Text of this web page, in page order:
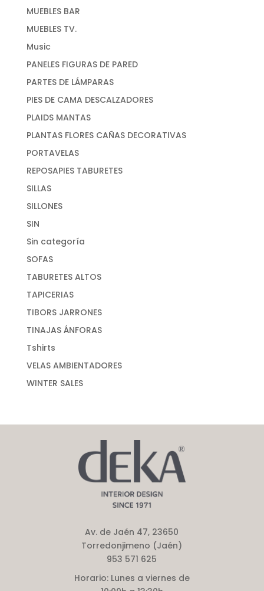
MUEBLES BAR
MUEBLES TV.
Music
PANELES FIGURAS DE PARED
PARTES DE LÁMPARAS
PIES DE CAMA DESCALZADORES
PLAIDS MANTAS
PLANTAS FLORES CAÑAS DECORATIVAS
PORTAVELAS
REPOSAPIES TABURETES
SILLAS
SILLONES
SIN
Sin categoría
SOFAS
TABURETES ALTOS
TAPICERIAS
TIBORS JARRONES
TINAJAS ÁNFORAS
Tshirts
VELAS AMBIENTADORES
WINTER SALES
Av. de Jaén 47, 23650
Torredonjimeno (Jaén)
953 571 625
Horario:Lunes a viernes de